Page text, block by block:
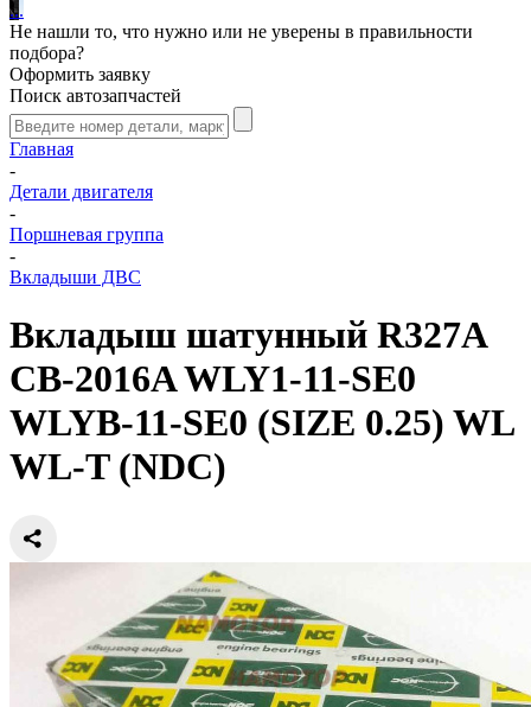
...
Не нашли то, что нужно или не уверены в правильности
подбора?
Оформить заявку
Поиск автозапчастей
Главная
-
Детали двигателя
-
Поршневая группа
-
Вкладыши ДВС
Вкладыш шатунный R327A
CB-2016A WLY1-11-SE0
WLYB-11-SE0 (SIZE 0.25) WL
WL-T (NDC)